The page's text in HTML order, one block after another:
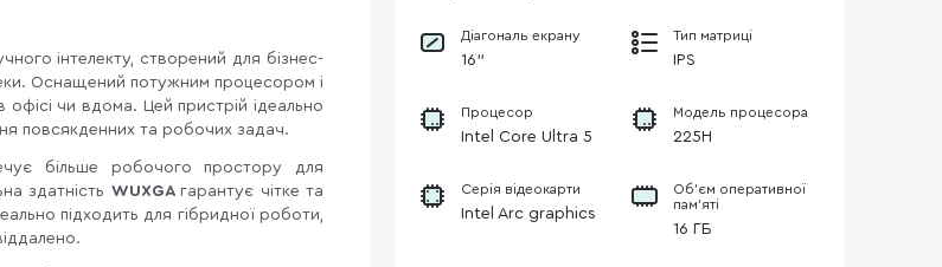
інтелекту, створений для бізнес-
Оснащений потужним процесором і
чи вдома. Цей пристрій ідеально
повсякденних та робочих задач.
більше робочого простору для
здатність WUXGA гарантує чітке та
підходить для гібридної роботи,
Діагональ екрану
16"
Тип матриці
IPS
Процесор
Intel Core Ultra 5
Модель процесора
225H
Серія відеокарти
Intel Arc graphics
Об’єм оперативної
пам’яті
16 ГБ